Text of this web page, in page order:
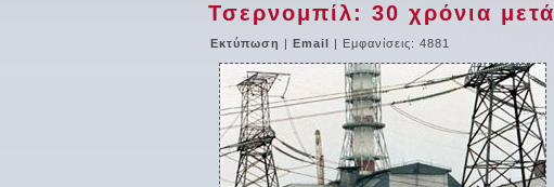
Τσερνομπίλ: 30 χρόνια μετά
Εκτύπωση | Email | Εμφανίσεις: 4881